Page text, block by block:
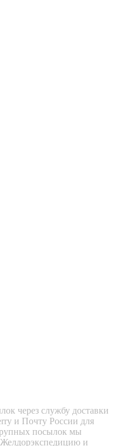
через службу доставки
и Почту России для
посылок мы
и